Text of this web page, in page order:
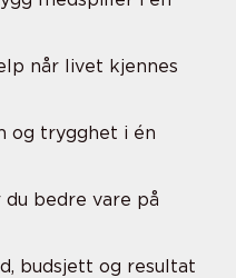
når livet kjennes
og trygghet i én
bedre vare på
budsjett og resultat